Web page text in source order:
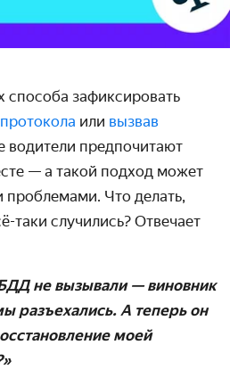
способа зафиксировать
или вызвав
водители предпочитают
— а такой подход может
Что делать,
таки случились? Отвечает
не вызывали — виновник
разъехались. А теперь он
моей